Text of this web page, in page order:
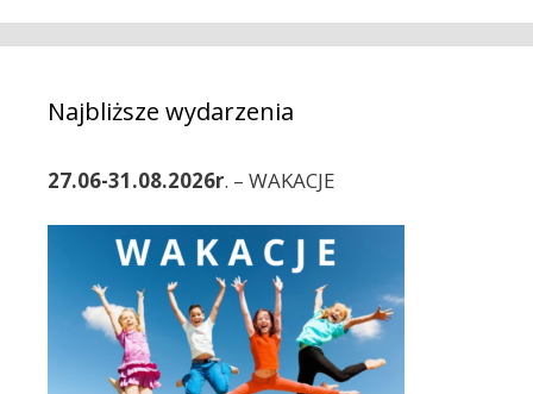
Najbliższe wydarzenia
27.06-31.08.2026r. – WAKACJE